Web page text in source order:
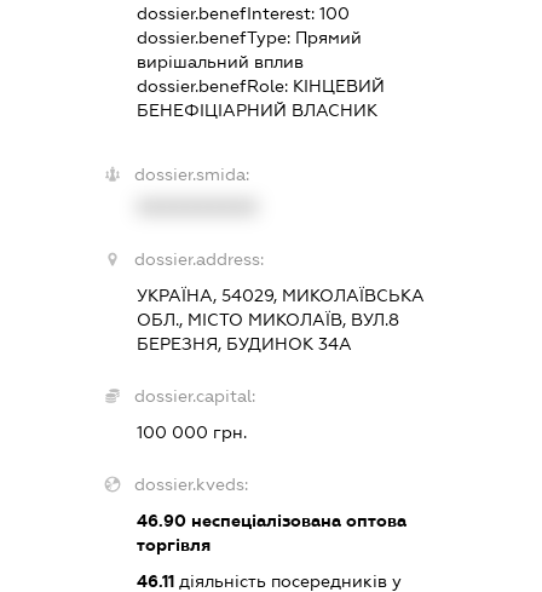
dossier.benefInterest: 100
dossier.benefType: Прямий
вирішальний вплив
dossier.benefRole: КІНЦЕВИЙ
БЕНЕФІЦІАРНИЙ ВЛАСНИК
dossier.smida:
dossier.address:
УКРАЇНА, 54029, МИКОЛАЇВСЬКА
ОБЛ., МІСТО МИКОЛАЇВ, ВУЛ.8
БЕРЕЗНЯ, БУДИНОК 34А
dossier.capital:
100 000 грн.
dossier.kveds:
46.90неспеціалізована оптова
торгівля
46.11діяльність посередників у